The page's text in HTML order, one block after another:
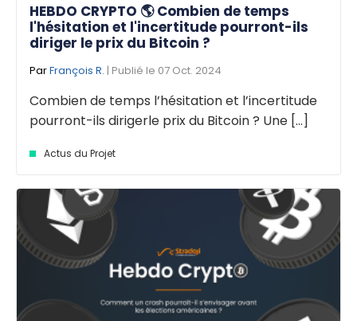
HEBDO CRYPTO 🌎 Combien de temps
l'hésitation et l'incertitude pourront-ils
diriger le prix du Bitcoin ?
ParFrançois R. | Publié le 07 Oct. 2024
Combien de temps l’hésitation et l’incertitude
pourront-ils dirigerle prix du Bitcoin ? Une [...]
Actus du Projet